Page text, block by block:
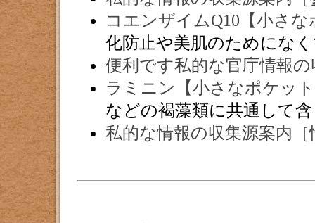
コエンザイムQ10【小さ
化防止や美肌のためにな
便利です私的な官庁情報
ラミニン【小さなポケッ
などの褐藻類に共通して
私的な情報の収集源案内［